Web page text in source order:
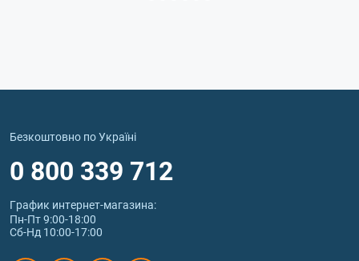
Безкоштовно по Україні
0 800 339 712
График интернет‑магазина:
Пн-Пт 9:00-18:00
Сб-Нд 10:00-17:00